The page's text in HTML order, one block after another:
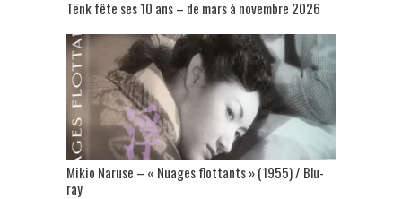
Tënk fête ses 10 ans – de mars à novembre 2026
Mikio Naruse – « Nuages flottants » (1955) / Blu-
ray